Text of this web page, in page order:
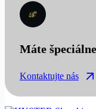
Máte
Kontaktujte nás